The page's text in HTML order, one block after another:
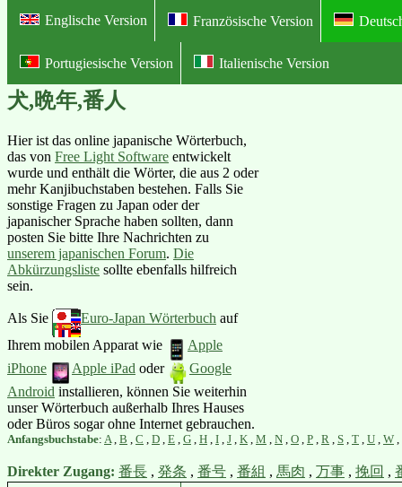
Englische Version Französische Version
Portugiesische Version Italienische Version
Online Illustriertes Deutsch-
犬,晩年,番人
Hier ist das online japanische Wörterbuch,
das von Free Light Software entwickelt
wurde und enthält die Wörter, die aus 2 oder
mehr Kanjibuchstaben bestehen. Falls Sie
sonstige Fragen zu Japan oder der
japanischer Sprache haben sollten, dann
posten Sie bitte Ihre Nachrichten zu
unserem japanischen Forum. Die
Abkürzungsliste sollte ebenfalls hilfreich
sein.
Als Sie Euro-Japan Wörterbuch auf
Ihrem mobilen Apparat wie
Apple
iPhone
Apple iPad oder
Google
Android installieren, können Sie weiterhin
unser Wörterbuch außerhalb Ihres Hauses
oder Büros sogar ohne Internet gebrauchen.
Anfangsbuchstabe: A B C D E G H I J K M N O P R S T U W
Direkter Zugang: 番長 , 発条 , 番号 , 番組 , 馬肉 , 万事 , 挽回 ,